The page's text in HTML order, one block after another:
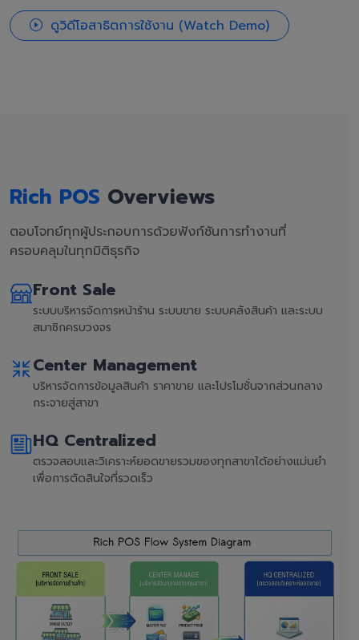
ดูวิดีโอสาธิตการใช้งาน (Watch Demo)
Rich POS Overviews
ตอบโจทย์ทุกผู้ประกอบการด้วยฟังก์ชันการทำงานที่
ครอบคลุมในทุกมิติธุรกิจ
Front Sale
ระบบบริหารจัดการหน้าร้าน ระบบขาย ระบบคลังสินค้า และระบบ
สมาชิกครบวงจร
Center Management
บริหารจัดการข้อมูลสินค้า ราคาขาย และโปรโมชั่นจากส่วนกลาง
กระจายสู่สาขา
HQ Centralized
ตรวจสอบและวิเคราะห์ยอดขายรวมของทุกสาขาได้อย่างแม่นยำ
เพื่อการตัดสินใจที่รวดเร็ว